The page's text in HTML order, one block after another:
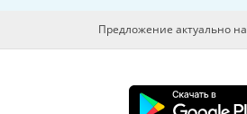
Предложение актуально на